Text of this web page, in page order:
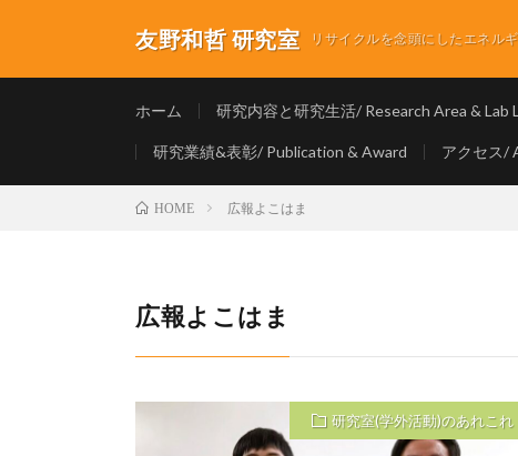
友野和哲 研究室 リサイクルを念頭にしたエネ
ホーム 研究内容と研究生活/ Research Area & Lab
研究業績&表彰/ Publication & Award アクセス/
HOME 広報よこはま
広報よこはま
研究室(学外活動)のあれこれ